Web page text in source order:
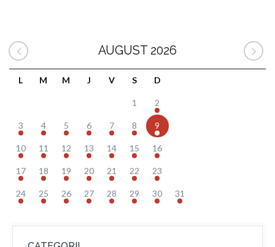
AUGUST 2026
L M M J V S D
1 2
3 4 5 6 7 8 9
10 11 12 13 14 15 16
17 18 19 20 21 22 23
24 25 26 27 28 29 30 31